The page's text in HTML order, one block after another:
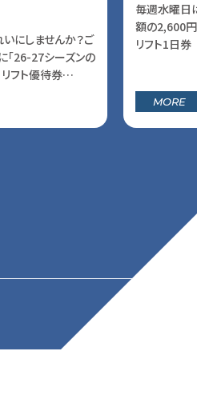
にしませんか？ご
「26-27シーズンの
リフト優待券…
毎週水曜日
額の2,600円
リフト1日
MORE